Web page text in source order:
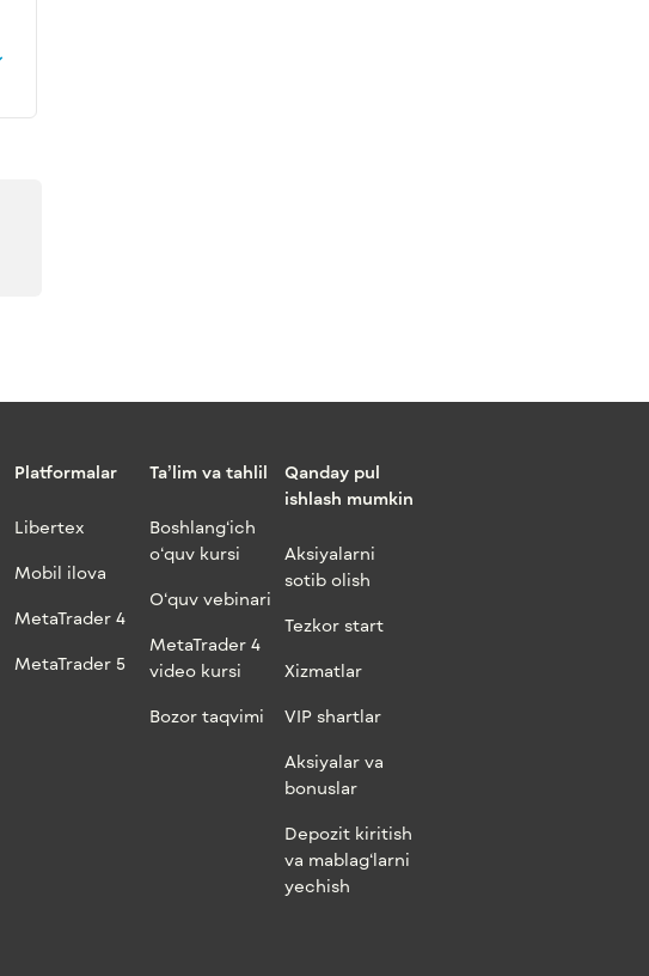
Platformalar
Libertex
Mobil ilova
MetaTrader 4
MetaTrader 5
Ta’lim va tahlil
Boshlang‘ich
o‘quv kursi
O‘quv vebinari
MetaTrader 4
video kursi
Bozor taqvimi
Qanday pul
ishlash mumkin
Aksiyalarni
sotib olish
Tezkor start
Xizmatlar
VIP shartlar
Aksiyalar va
bonuslar
Depozit kiritish
va mablag‘larni
yechish